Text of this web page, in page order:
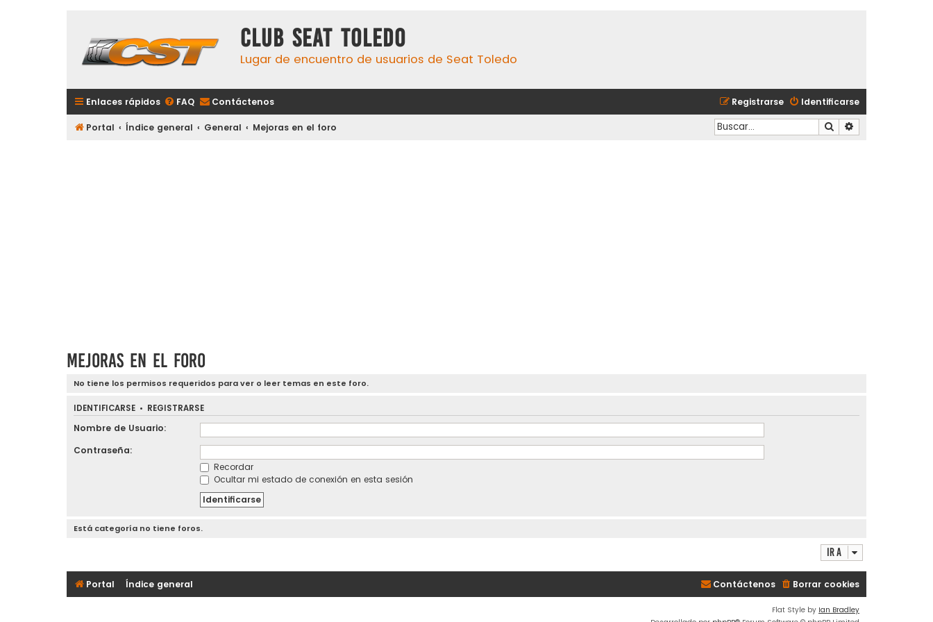
Club Seat Toledo
Lugar de encuentro de usuarios de Seat Toledo
Enlaces rápidos FAQ Contáctenos Identificarse
Registrarse
Portal Índice general General Mejoras en el foro Buscar
Mejoras en el foro
No tiene los permisos requeridos para ver o leer temas en este foro.
IDENTIFICARSE • REGISTRARSE
Nombre de Usuario:
Contraseña:
Recordar
Ocultar mi estado de conexión en esta sesión
Está categoría no tiene foros.
Ir a
Portal Índice general Borrar cookies
Contáctenos
Flat Style by Ian Bradley